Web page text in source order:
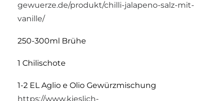
gewuerze.de/produkt/chilli-jalapeno-salz-mit-
vanille/
250-300ml Brühe
1 Chilischote
1-2 EL Aglio e Olio Gewürzmischung
https://www.kieslich-